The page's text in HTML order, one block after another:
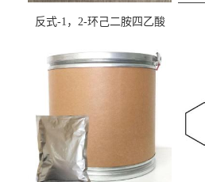
反式-1，2-环己二胺四乙酸